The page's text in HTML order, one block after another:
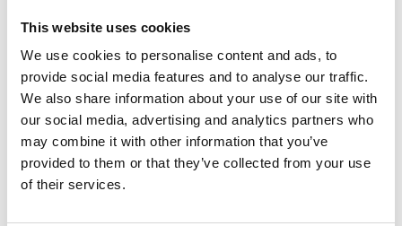
This website uses cookies
We use cookies to personalise content and ads, to
provide social media features and to analyse our traffic.
We also share information about your use of our site with
our social media, advertising and analytics partners who
may combine it with other information that you’ve
provided to them or that they’ve collected from your use
of their services.